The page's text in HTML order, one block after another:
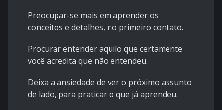
Preocupar-se mais em aprender os
conceitos e detalhes, no primeiro contato.
Procurar entender aquilo que certamente
você acredita que não entendeu.
Deixa a ansiedade de ver o próximo assunto
de lado, para praticar o que já aprendeu.